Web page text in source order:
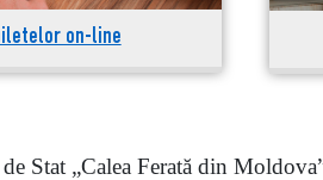
on-line
Stat „Calea Ferată din